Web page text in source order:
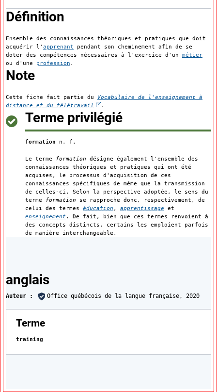
Définition
Ensemble des connaissances théoriques et pratiques que doit
acquérir l' apprenant pendant son cheminement afin de se
doter des compétences nécessaires à l'exercice d'un métier
ou d'une profession .
Note:
Cette fiche fait partie du Vocabulaire de l'enseignement à
distance et du télétravail (Cet hyperlien externe s'ouvrira
.
Terme privilégié:
formation n. f.
Le terme formation désigne également l'ensemble des
connaissances théoriques et pratiques qui ont été
acquises, le processus d'acquisition de ces
connaissances spécifiques de même que la transmission
de celles-ci. Selon la perspective adoptée, le sens du
terme formation se rapproche donc, respectivement, de
celui des termes éducation , apprentissage et
enseignement . De fait, bien que ces termes renvoient à
des concepts distincts, certains les emploient parfois
de manière interchangeable.
Traductions
anglais
Auteur : Office québécois de la langue française, 2020
Terme:
training